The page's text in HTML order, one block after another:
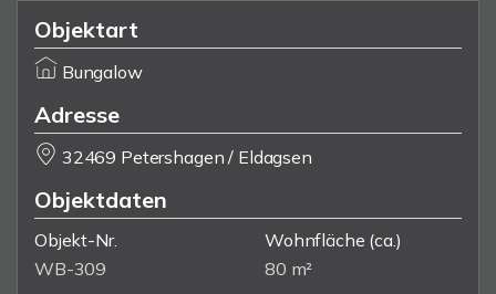
Objektart
Bungalow
Adresse
32469 Petershagen / Eldagsen
Objektdaten
Objekt-Nr.
WB-309
Wohnfläche (ca.)
80 m²